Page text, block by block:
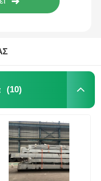
χάλυβα
(10)